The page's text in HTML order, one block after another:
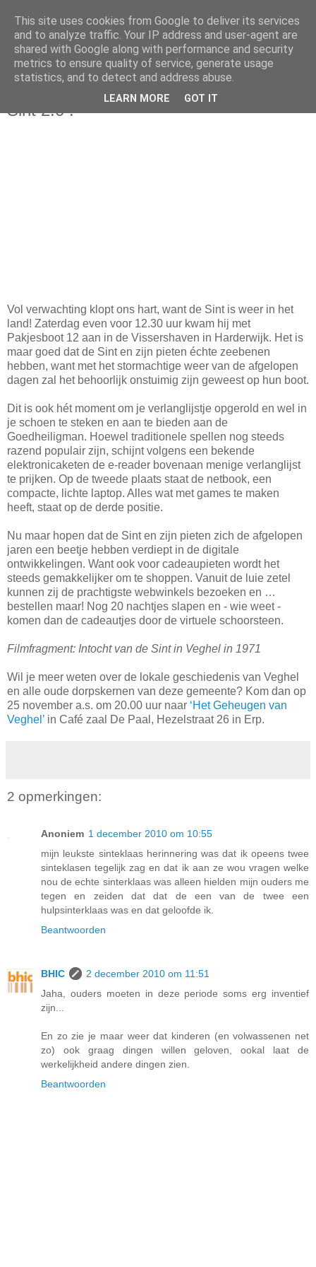
maandag 15 november 2010
Sint 2.0 !
Vol verwachting klopt ons hart, want de Sint is weer in het
land! Zaterdag even voor 12.30 uur kwam hij met
Pakjesboot 12 aan in de Vissershaven in Harderwijk. Het is
maar goed dat de Sint en zijn pieten échte zeebenen
hebben, want met het stormachtige weer van de afgelopen
dagen zal het behoorlijk onstuimig zijn geweest op hun boot.
Dit is ook hét moment om je verlanglijstje opgerold en wel in
je schoen te steken en aan te bieden aan de
Goedheiligman. Hoewel traditionele spellen nog steeds
razend populair zijn, schijnt volgens een bekende
elektronicaketen de e-reader bovenaan menige verlanglijst
te prijken. Op de tweede plaats staat de netbook, een
compacte, lichte laptop. Alles wat met games te maken
heeft, staat op de derde positie.
Nu maar hopen dat de Sint en zijn pieten zich de afgelopen
jaren een beetje hebben verdiept in de digitale
ontwikkelingen. Want ook voor cadeaupieten wordt het
steeds gemakkelijker om te shoppen. Vanuit de luie zetel
kunnen zij de prachtigste webwinkels bezoeken en …
bestellen maar! Nog 20 nachtjes slapen en - wie weet -
komen dan de cadeautjes door de virtuele schoorsteen.
Filmfragment: Intocht van de Sint in Veghel in 1971
Wil je meer weten over de lokale geschiedenis van Veghel
en alle oude dorpskernen van deze gemeente? Kom dan op
25 november a.s. om 20.00 uur naar ‘Het Geheugen van
Veghel’ in Café zaal De Paal, Hezelstraat 26 in Erp.
2 opmerkingen:
Anoniem 1 december 2010 om 10:55
mijn leukste sinteklaas herinnering was dat ik opeens twee
sinteklasen tegelijk zag en dat ik aan ze wou vragen welke
nou de echte sinterklaas was alleen hielden mijn ouders me
tegen en zeiden dat dat de een van de twee een
hulpsinterklaas was en dat geloofde ik.
Beantwoorden
BHIC
2 december 2010 om 11:51
Jaha, ouders moeten in deze periode soms erg inventief
zijn...
En zo zie je maar weer dat kinderen (en volwassenen net
zo) ook graag dingen willen geloven, ookal laat de
werkelijkheid andere dingen zien.
Beantwoorden
This site uses cookies from Google to deliver its services
and to analyze traffic. Your IP address and user-agent are
shared with Google along with performance and security
metrics to ensure quality of service, generate usage
statistics, and to detect and address abuse.
LEARN MORE GOT IT